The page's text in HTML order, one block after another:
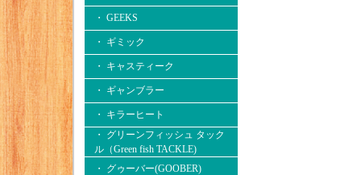
・ GEEKS
・ ギミック
・ キャスティーク
・ ギャンブラー
・ キラーヒート
・ グリーンフィッシュ タック
ル（Green fish TACKLE)
・ グゥーバー(GOOBER)